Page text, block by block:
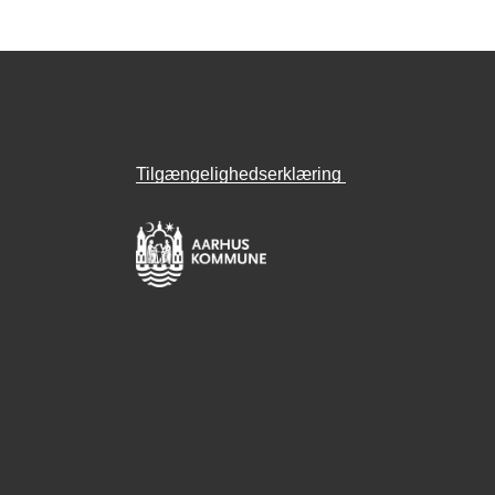
Tilgængelighedserklæring